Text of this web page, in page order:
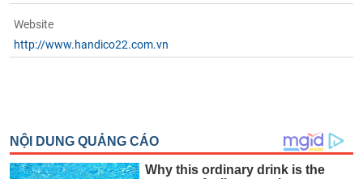
Website
http://www.handico22.com.vn